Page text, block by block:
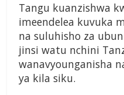
Tangu kuanzishwa
imeendelea kuvuka
na suluhisho za
jinsi watu nchini
wanavyounganisha
ya kila siku.